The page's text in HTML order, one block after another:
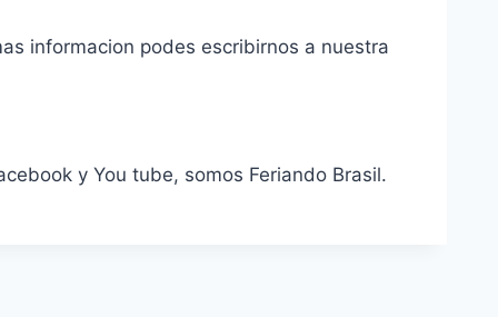
informacion podes escribirnos a nuestra
y You tube, somos Feriando Brasil.